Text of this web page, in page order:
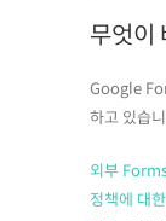
무엇이
Google
하고 있습
외부
정책에 대